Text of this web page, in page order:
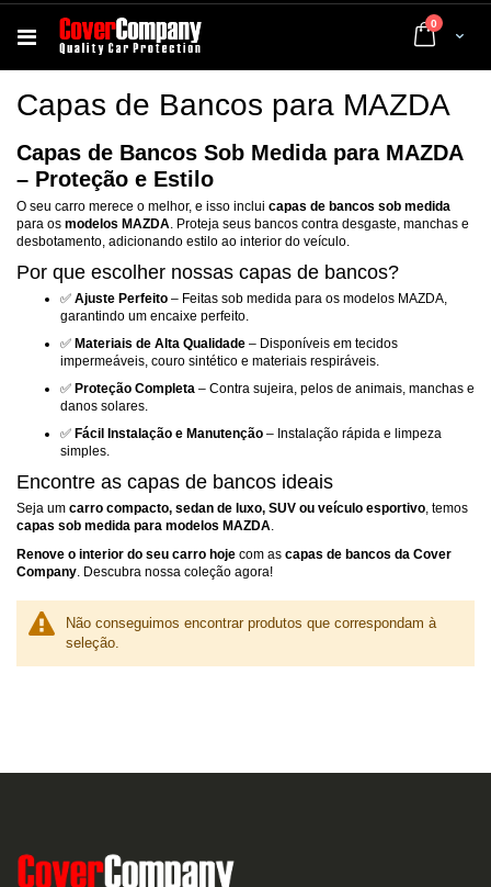
Cart
0 artigos
Capas de Bancos para MAZDA
Capas de Bancos Sob Medida para MAZDA
– Proteção e Estilo
O seu carro merece o melhor, e isso inclui capas de bancos sob medida
para os modelos MAZDA. Proteja seus bancos contra desgaste, manchas e
desbotamento, adicionando estilo ao interior do veículo.
Por que escolher nossas capas de bancos?
✅ Ajuste Perfeito – Feitas sob medida para os modelos MAZDA,
garantindo um encaixe perfeito.
✅ Materiais de Alta Qualidade – Disponíveis em tecidos
impermeáveis, couro sintético e materiais respiráveis.
✅ Proteção Completa – Contra sujeira, pelos de animais, manchas e
danos solares.
✅ Fácil Instalação e Manutenção – Instalação rápida e limpeza
simples.
Encontre as capas de bancos ideais
Seja um carro compacto, sedan de luxo, SUV ou veículo esportivo, temos
capas sob medida para modelos MAZDA.
Renove o interior do seu carro hoje com as capas de bancos da Cover
Company. Descubra nossa coleção agora!
Não conseguimos encontrar produtos que correspondam à
seleção.